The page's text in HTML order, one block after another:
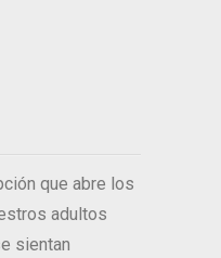
que abre los
adultos
sientan